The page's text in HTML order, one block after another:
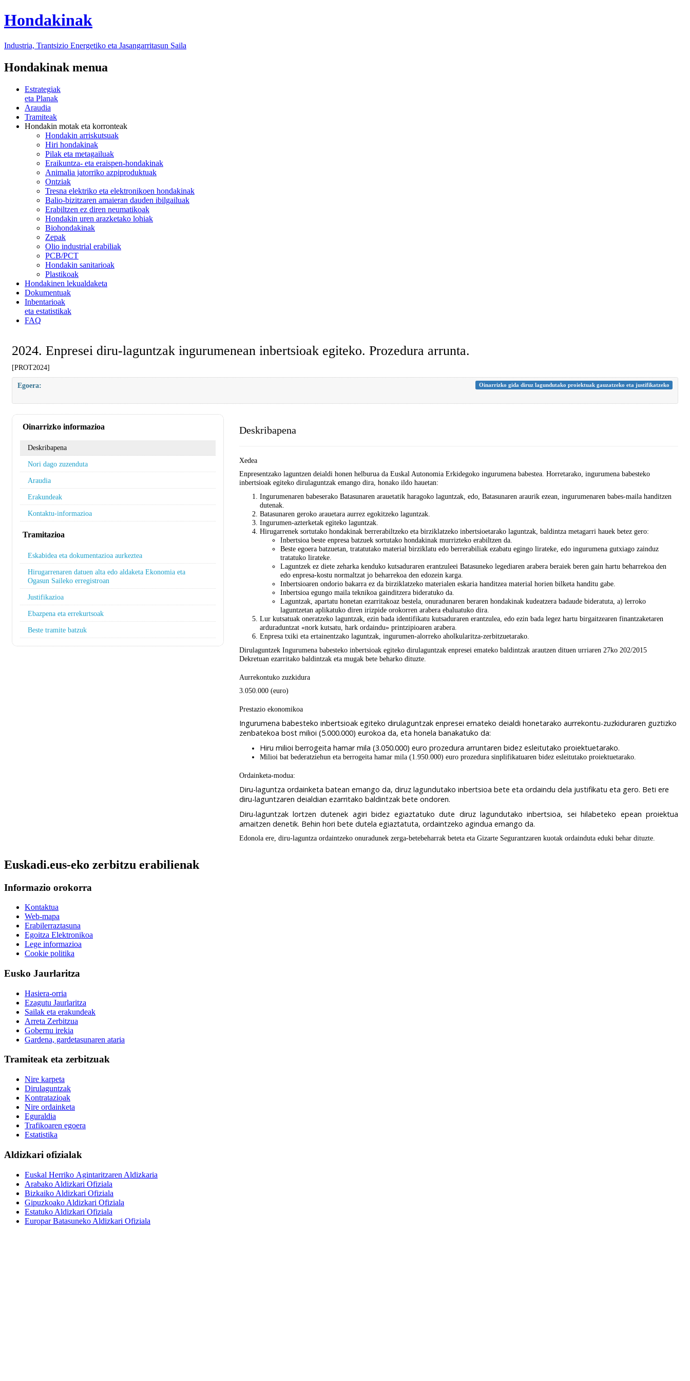
Hondakinak
Industria, Trantsizio Energetiko eta Jasangarritasun Saila
Hondakinak menua
Estrategiak
eta Planak
Araudia
Tramiteak
Hondakin motak eta korronteak
Hondakin arriskutsuak
Hiri hondakinak
Pilak eta metagailuak
Eraikuntza- eta eraispen-hondakinak
Animalia jatorriko azpiproduktuak
Ontziak
Tresna elektriko eta elektronikoen hondakinak
Balio-bizitzaren amaieran dauden ibilgailuak
Erabiltzen ez diren neumatikoak
Hondakin uren arazketako lohiak
Biohondakinak
Zepak
Olio industrial erabiliak
PCB/PCT
Hondakin sanitarioak
Plastikoak
Hondakinen lekualdaketa
Dokumentuak
Inbentarioak
eta estatistikak
FAQ
2024. Enpresei diru-laguntzak ingurumenean inbertsioak egiteko. Prozedura arrunta.
[PROT2024]
Egoera: Oinarrizko gida diruz lagundutako proiektuak gauzatzeko eta justifikatzeko
Oinarrizko informazioa
Deskribapena
Nori dago zuzenduta
Araudia
Erakundeak
Kontaktu-informazioa
Tramitazioa
Eskabidea eta dokumentazioa aurkeztea
Hirugarrenaren datuen alta edo aldaketa Ekonomia eta
Ogasun Saileko erregistroan
Justifikazioa
Ebazpena eta errekurtsoak
Beste tramite batzuk
Deskribapena
Xedea
Enpresentzako laguntzen deialdi honen helburua da Euskal Autonomia Erkidegoko ingurumena babestea. Horretarako, ingurumena babesteko
inbertsioak egiteko dirulaguntzak emango dira, honako ildo hauetan:
Ingurumenaren babeserako Batasunaren arauetatik haragoko laguntzak, edo, Batasunaren araurik ezean, ingurumenaren babes-maila handitzen
dutenak.
Batasunaren geroko arauetara aurrez egokitzeko laguntzak.
Ingurumen-azterketak egiteko laguntzak.
Hirugarrenek sortutako hondakinak berrerabiltzeko eta birziklatzeko inbertsioetarako laguntzak, baldintza metagarri hauek betez gero:
Inbertsioa beste enpresa batzuek sortutako hondakinak murrizteko erabiltzen da.
Beste egoera batzuetan, tratatutako material birziklatu edo berrerabiliak ezabatu egingo lirateke, edo ingurumena gutxiago zainduz
tratatuko lirateke.
Laguntzek ez diete zeharka kenduko kutsaduraren erantzuleei Batasuneko legediaren arabera beraiek beren gain hartu beharrekoa den
edo enpresa-kostu normaltzat jo beharrekoa den edozein karga.
Inbertsioaren ondorio bakarra ez da birziklatzeko materialen eskaria handitzea material horien bilketa handitu gabe.
Inbertsioa egungo maila teknikoa gainditzera bideratuko da.
Laguntzak, apartatu honetan ezarritakoaz bestela, onuradunaren beraren hondakinak kudeatzera badaude bideratuta, a) lerroko
laguntzetan aplikatuko diren irizpide orokorren arabera ebaluatuko dira.
Lur kutsatuak oneratzeko laguntzak, ezin bada identifikatu kutsaduraren erantzulea, edo ezin bada legez hartu birgaitzearen finantzaketaren
arduraduntzat «nork kutsatu, hark ordaindu» printzipioaren arabera.
Enpresa txiki eta ertainentzako laguntzak, ingurumen-alorreko aholkularitza-zerbitzuetarako.
Dirulaguntzek Ingurumena babesteko inbertsioak egiteko dirulaguntzak enpresei emateko baldintzak arautzen dituen urriaren 27ko 202/2015
Dekretuan ezarritako baldintzak eta mugak bete beharko dituzte.
Aurrekontuko zuzkidura
3.050.000 (euro)
Prestazio ekonomikoa
Ingurumena babesteko inbertsioak egiteko dirulaguntzak enpresei emateko deialdi honetarako aurrekontu-zuzkiduraren guztizko
zenbatekoa bost milioi (5.000.000) eurokoa da, eta honela banakatuko da:
Hiru milioi berrogeita hamar mila (3.050.000) euro prozedura arruntaren bidez esleitutako proiektuetarako.
Milioi bat bederatziehun eta berrogeita hamar mila (1.950.000) euro prozedura sinplifikatuaren bidez esleitutako proiektuetarako.
Ordainketa-modua:
Diru-laguntza ordainketa batean emango da, diruz lagundutako inbertsioa bete eta ordaindu dela justifikatu eta gero. Beti ere
diru-laguntzaren deialdian ezarritako baldintzak bete ondoren.
Diru-laguntzak lortzen dutenek agiri bidez egiaztatuko dute diruz lagundutako inbertsioa, sei hilabeteko epean proiektua
amaitzen denetik. Behin hori bete dutela egiaztatuta, ordaintzeko agindua emango da.
Edonola ere, diru-laguntza ordaintzeko onuradunek zerga-betebeharrak beteta eta Gizarte Segurantzaren kuotak ordainduta eduki behar dituzte.
Euskadi.eus-eko zerbitzu erabilienak
Informazio orokorra
Kontaktua
Web-mapa
Erabilerraztasuna
Egoitza Elektronikoa
Lege informazioa
Cookie politika
Eusko Jaurlaritza
Hasiera-orria
Ezagutu Jaurlaritza
Sailak eta erakundeak
Arreta Zerbitzua
Gobernu irekia
Gardena, gardetasunaren ataria
Tramiteak eta zerbitzuak
Nire karpeta
Dirulaguntzak
Kontratazioak
Nire ordainketa
Eguraldia
Trafikoaren egoera
Estatistika
Aldizkari ofizialak
Euskal Herriko Agintaritzaren Aldizkaria
Arabako Aldizkari Ofiziala
Bizkaiko Aldizkari Ofiziala
Gipuzkoako Aldizkari Ofiziala
Estatuko Aldizkari Ofiziala
Europar Batasuneko Aldizkari Ofiziala